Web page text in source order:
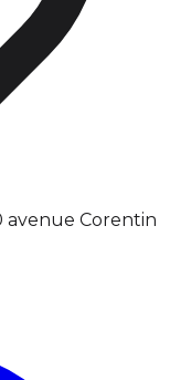
avenue Corentin